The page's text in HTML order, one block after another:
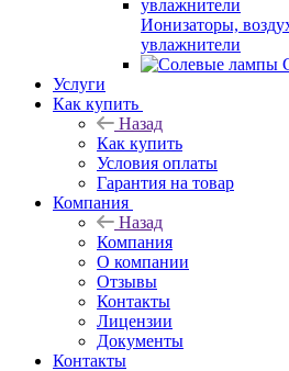
Ионизаторы,
увлажнители
Услуги
Как купить
Назад
Как купить
Условия оплаты
Гарантия на товар
Компания
Назад
Компания
О компании
Отзывы
Контакты
Лицензии
Документы
Контакты